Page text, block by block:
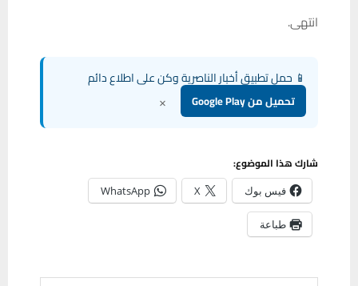
انتهى.
📱 حمل تطبيق أخبار الناصرية وكن على اطلاع دائم
تحميل من Google Play ×
شارك هذا الموضوع:
فيس بوك X
WhatsApp
طباعة